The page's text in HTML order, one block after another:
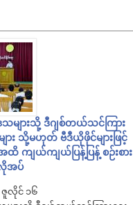
ေသများသို့ ဒီဂျစ်တယ်သင်ကြား
ား သို့မဟုတ် ဗီဒီယိုဖိုင်များဖြင့်
ကျယ်ကျယ်ပြန့်ပြန့် စဉ်းစား
အပ်
ဇူလိုင် ၁၆